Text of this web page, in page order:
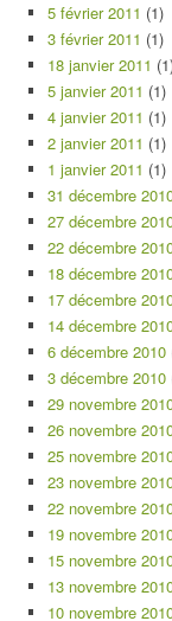
5 février 2011 (1)
3 février 2011 (1)
18 janvier 2011
5 janvier 2011 (1)
4 janvier 2011 (1)
2 janvier 2011 (1)
1 janvier 2011 (1)
31 décembre
27 décembre
22 décembre
18 décembre
17 décembre
14 décembre
6 décembre 2010
3 décembre 2010
29 novembre
26 novembre
25 novembre
23 novembre
22 novembre
19 novembre
15 novembre
13 novembre
10 novembre